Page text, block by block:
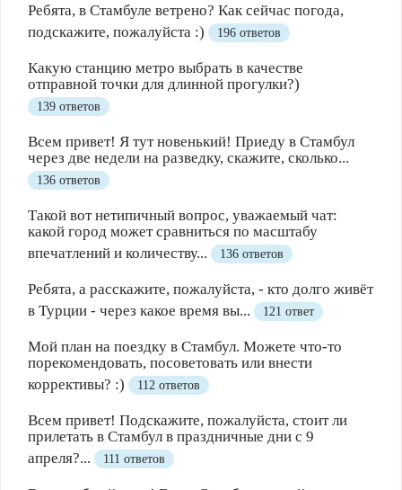
Ребята, в Стамбуле ветрено? Как сейчас погода,
подскажите, пожалуйста :)
196 ответов
Какую станцию метро выбрать в качестве
отправной точки для длинной прогулки?)
139 ответов
Всем привет! Я тут новенький! Приеду в Стамбул
через две недели на разведку, скажите, сколько...
136 ответов
Такой вот нетипичный вопрос, уважаемый чат:
какой город может сравниться по масштабу
впечатлений и количеству...
136 ответов
Ребята, а расскажите, пожалуйста, - кто долго живёт
в Турции - через какое время вы...
121 ответ
Мой план на поездку в Стамбул. Можете что-то
порекомендовать, посоветовать или внести
коррективы? :)
112 ответов
Всем привет! Подскажите, пожалуйста, стоит ли
прилетать в Стамбул в праздничные дни с 9
апреля?...
111 ответов